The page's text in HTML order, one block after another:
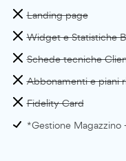
Landing page
Widget e Statistiche
Schede tecniche
Abbonamenti e piani
Fidelity Card
*Gestione Magazzino